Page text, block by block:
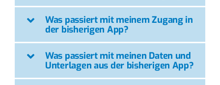
Was passiert mit meinem Zugang in
der bisherigen App?
Was passiert mit meinen Daten und
Unterlagen aus der bisherigen App?